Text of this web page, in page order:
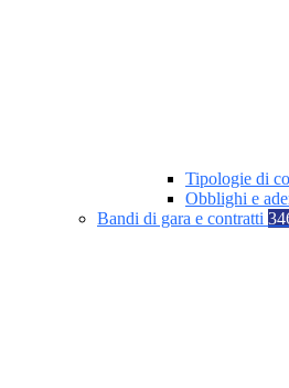
Tipologie di
Obblighi e
Bandi di gara e contratti